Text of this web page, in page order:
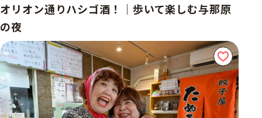
オリオン通りハシゴ酒！｜歩いて楽しむ与那原
の夜